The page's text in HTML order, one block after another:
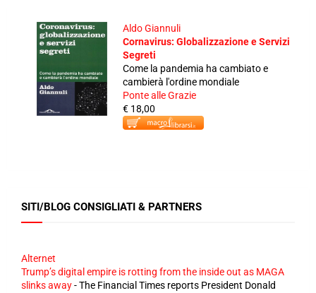
Aldo Giannuli
Cornavirus: Globalizzazione e Servizi
Segreti
Come la pandemia ha cambiato e
cambierà l'ordine mondiale
Ponte alle Grazie
€ 18,00
SITI/BLOG CONSIGLIATI & PARTNERS
Alternet
Trump’s digital empire is rotting from the inside out as MAGA
slinks away-The Financial Times reports President Donald